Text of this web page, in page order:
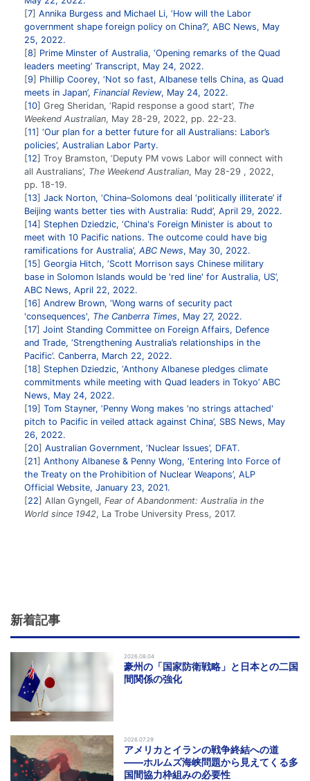
7 Annika Burgess and Michael Li, ‘How will the Labor
government shape foreign policy on China?’, ABC News, May
25, 2022.
8
Prime Minster of Australia, ‘Opening remarks of the Quad
leaders meeting’ Transcript, May 24, 2022.
9
Phillip Coorey, ‘Not so fast, Albanese tells China, as Quad
meets in Japan’, Financial Review, May 24, 2022.
10 Greg Sheridan, ‘Rapid response a good start’, The
Weekend Australian, May 28-29, 2022, pp. 22-23.
11
‘Our plan for a better future for all Australians: Labor’s
policies’, Australian Labor Party.
12
Troy Bramston, ‘Deputy PM vows Labor will connect with
all Australians’, The Weekend Australian, May 28-29 , 2022,
pp. 18-19.
13 Jack Norton, ‘China–Solomons deal ‘politically illiterate’ if
Beijing wants better ties with Australia: Rudd’, April 29, 2022.
14
Stephen Dziedzic, ‘China's Foreign Minister is about to
meet with 10 Pacific nations. The outcome could have big
ramifications for Australia’, ABC News, May 30, 2022.
15
Georgia Hitch, ‘Scott Morrison says Chinese military
base in Solomon Islands would be 'red line' for Australia, US’,
ABC News, April 22, 2022.
16
Andrew Brown, ‘Wong warns of security pact
'consequences', The Canberra Times, May 27, 2022.
17 Joint Standing Committee on Foreign Affairs, Defence
and Trade, ‘Strengthening Australia’s relationships in the
Pacific’. Canberra, March 22, 2022.
18
Stephen Dziedzic, ‘Anthony Albanese pledges climate
commitments while meeting with Quad leaders in Tokyo’ ABC
News, May 24, 2022.
19 Tom Stayner, ‘Penny Wong makes 'no strings attached'
pitch to Pacific in veiled attack against China’, SBS News, May
26, 2022.
20 Australian Government, ‘Nuclear Issues’, DFAT.
21
Anthony Albanese & Penny Wong, ‘Entering Into Force of
the Treaty on the Prohibition of Nuclear Weapons’, ALP
Official Website, January 23, 2021.
22
Allan Gyngell, Fear of Abandonment: Australia in the
World since 1942, La Trobe University Press, 2017.
新着記事
2026.08.04
豪州の「国家防衛戦略」と日本との二国
間関係の強化
2026.07.29
アメリカとイランの戦争終結への道
――ホルムズ海峡問題から見えてくる多
国間協力枠組みの必要性